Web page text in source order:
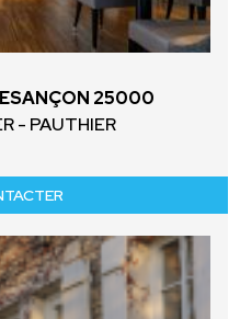
25000
- PAUTHIER